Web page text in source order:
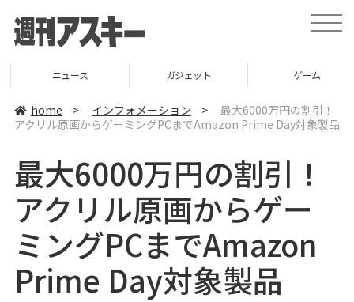
t
o
v
i
ニュース ガジェット ゲーム
home > インフォメーション >
最大6000万円の割引！
アクリル原画からゲーミングPCまでAmazon Prime Day対象製品
最大6000万円の割引！
アクリル原画からゲー
ミングPCまでAmazon
Prime Day対象製品